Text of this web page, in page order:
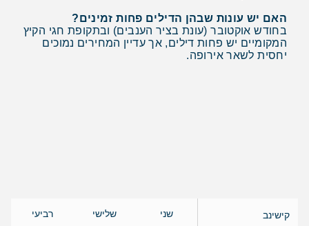
האם יש עונות שבהן הדילים פחות זמינים?
בחודש אוקטובר (עונת בציר הענבים) ובתקופת חגי הקיץ
המקומיים יש פחות דילים, אך עדיין המחירים נמוכים
יחסית לשאר אירופה.
קישינב
שני שלישי רביעי